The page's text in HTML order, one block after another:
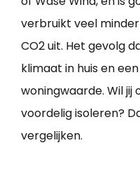
verbruikt veel
CO2 uit. Het gevolg
klimaat in huis en
woningwaarde. Wil
voordelig isoleren?
vergelijken.